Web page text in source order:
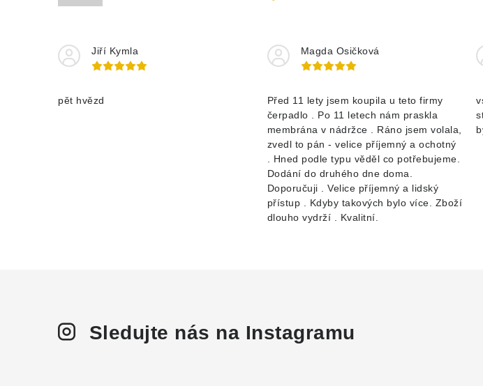
Jiří Kymla
pět hvězd
Magda Osičková
Před 11 lety jsem koupila u teto firmy
čerpadlo . Po 11 letech nám praskla
membrána v nádržce . Ráno jsem volala,
zvedl to pán - velice příjemný a ochotný
. Hned podle typu věděl co potřebujeme.
Dodání do druhého dne doma.
Doporučuji . Velice příjemný a lidský
přístup . Kdyby takových bylo více. Zboží
dlouho vydrží . Kvalitní.
Sledujte nás na Instagramu